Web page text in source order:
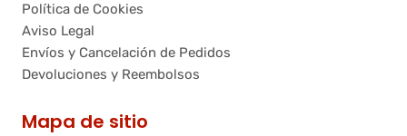
Política de Cookies
Aviso Legal
Envíos y Cancelación de Pedidos
Devoluciones y Reembolsos
Mapa de sitio